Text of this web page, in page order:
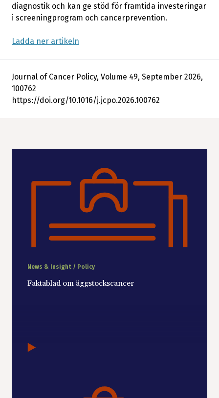
diagnostik och kan ge stöd för framtida investeringar
i screeningprogram och cancerprevention.
Ladda ner artikeln
Journal of Cancer Policy, Volume 49, September 2026,
100762
https://doi.org/10.1016/j.jcpo.2026.100762
News & Insight / Policy
Faktablad om äggstockscancer